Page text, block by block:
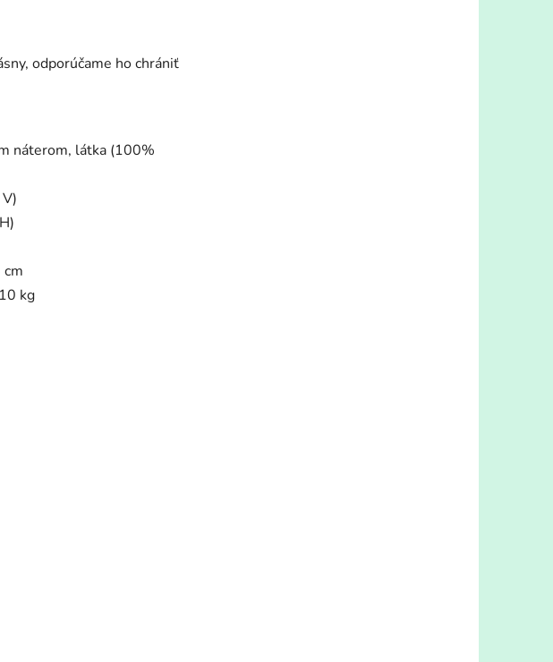
odporúčame ho chrániť
náterom, látka (100%
kg